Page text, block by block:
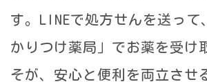
す。LINEで処方せんを送って
かりつけ薬局」でお薬を受け
そが、安心と便利を両立させ